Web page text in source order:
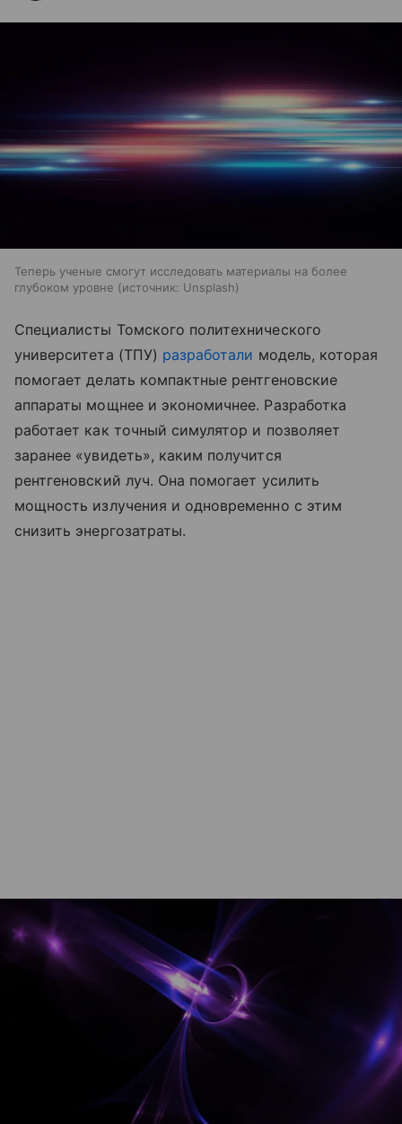
Теперь ученые смогут исследовать материалы на более
глубоком уровне
источник: Unsplash
Специалисты Томского политехнического
университета (ТПУ) разработали модель, которая
помогает делать компактные рентгеновские
аппараты мощнее и экономичнее. Разработка
работает как точный симулятор и позволяет
заранее «увидеть», каким получится
рентгеновский луч. Она помогает усилить
мощность излучения и одновременно с этим
снизить энергозатраты.